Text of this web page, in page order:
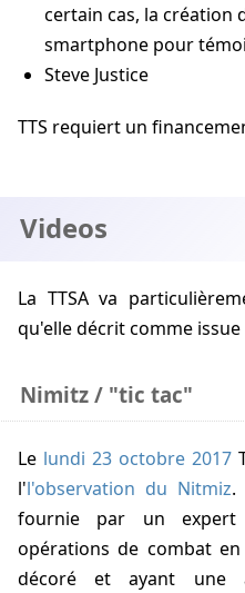
certain cas, la création
smartphone pour
Steve Justice
TTS requiert un
Videos
La TTSA va particulièrement travailler sur 3 videos
qu'elle décrit comme issue
Nimitz / "tic tac"
Le lundi 23 octobre 2017
l'l'observation du Nitmiz.
fournie par un
opérations de combat
décoré et ayant une